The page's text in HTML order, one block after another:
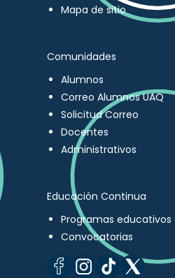
Mapa de sitio
Comunidades
Alumnos
Correo Alumnos UAQ
Solicitud Correo
Docentes
Administrativos
Educación Continua
Programas educativos
Convocatorias